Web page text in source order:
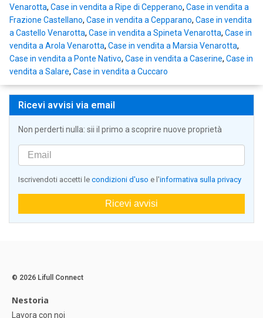
Venarotta, Case in vendita a Ripe di Cepperano, Case in vendita a
Frazione Castellano, Case in vendita a Cepparano, Case in vendita
a Castello Venarotta, Case in vendita a Spineta Venarotta, Case in
vendita a Arola Venarotta, Case in vendita a Marsia Venarotta,
Case in vendita a Ponte Nativo, Case in vendita a Caserine, Case in
vendita a Salare, Case in vendita a Cuccaro
Ricevi avvisi via email
Non perderti nulla: sii il primo a scoprire nuove proprietà
Iscrivendoti accetti le condizioni d'uso e l'informativa sulla privacy
Ricevi avvisi
© 2026 Lifull Connect
Nestoria
Lavora con noi